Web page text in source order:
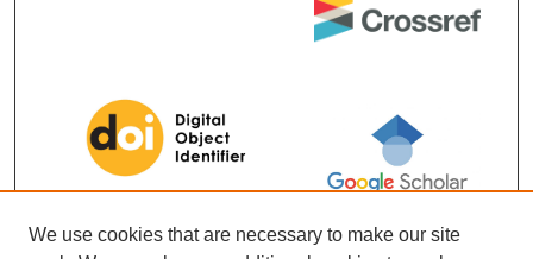
We use cookies that are necessary to make our site